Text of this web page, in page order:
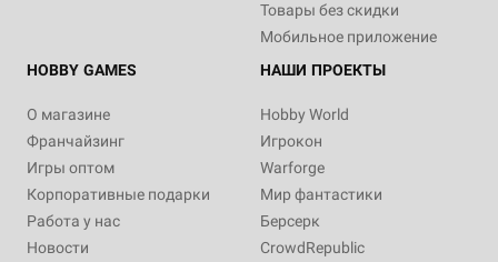
Товары без скидки
Мобильное приложение
HOBBY GAMES
О магазине
Франчайзинг
Игры оптом
Корпоративные подарки
Работа у нас
Новости
НАШИ ПРОЕКТЫ
Hobby World
Игрокон
Warforge
Мир фантастики
Берсерк
CrowdRepublic